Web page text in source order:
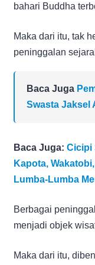
bahari Buddha
Maka dari itu, tak
peninggalan
Baca Juga
Swasta Jaksel
Baca Juga: Cicipi
Kapota,
Lumba-Lumba
Berbagai
menjadi objek
Maka dari itu,